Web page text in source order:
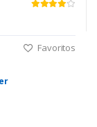
Favoritos